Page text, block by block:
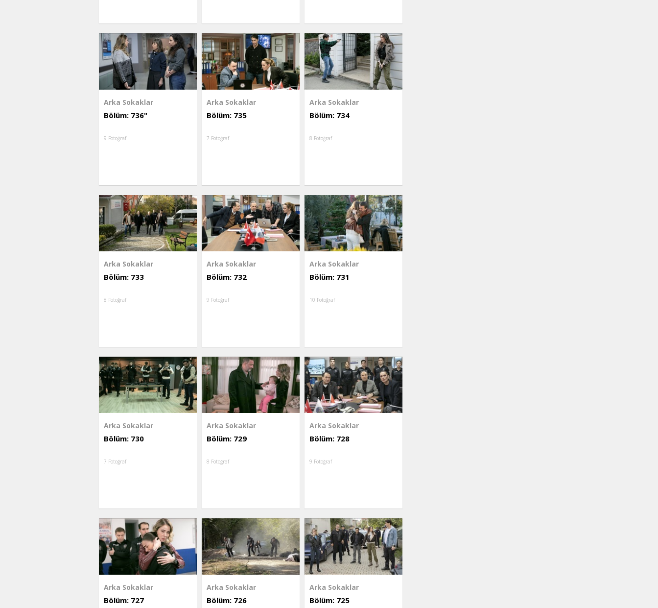
Arka Sokaklar
Bölüm: 736"
9 Fotoğraf
Arka Sokaklar
Bölüm: 735
7 Fotoğraf
Arka Sokaklar
Bölüm: 734
8 Fotoğraf
Arka Sokaklar
Bölüm: 733
8 Fotoğraf
Arka Sokaklar
Bölüm: 732
9 Fotoğraf
Arka Sokaklar
Bölüm: 731
10 Fotoğraf
Arka Sokaklar
Bölüm: 730
7 Fotoğraf
Arka Sokaklar
Bölüm: 729
8 Fotoğraf
Arka Sokaklar
Bölüm: 728
9 Fotoğraf
Arka Sokaklar
Bölüm: 727
Arka Sokaklar
Bölüm: 726
Arka Sokaklar
Bölüm: 725